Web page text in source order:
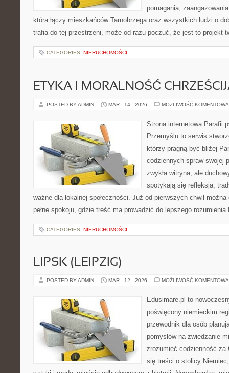
pomagania,
która łączy mieszkańców Tarnobrzega oraz wszystkich ludzi o
trafia do tej przestrzeni, może od razu poczuć, że jest to projekt
CATEGORIES: NIERUCHOMOŚCI
ETYKA I MORALNOŚĆ
POSTED BY ADMIN MAR - 14 - 2026 MOŻLIWOŚĆ
Strona internetowa Parafii
Przemyślu to serwis
którzy pragną być bliżej
codziennych spraw swojej
zwykła witryna, ale
spotykają się refleksja,
ważne dla lokalnej społeczności. Już od pierwszych chwil
pełne spokoju, gdzie treść ma prowadzić do lepszego
CATEGORIES: NIERUCHOMOŚCI
LIPSK (LEIPZIG)
POSTED BY ADMIN MAR - 12 - 2026 MOŻLIWOŚĆ
Edusimare.pl to
poświęcony niemieckim
przewodnik dla osób
pomysłów na zwiedzanie
zrozumieć codzienność za
się treści o stolicy